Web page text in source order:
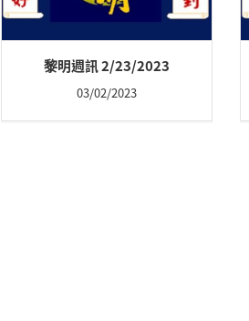
黎明週訊 2/23/2023
03/02/2023